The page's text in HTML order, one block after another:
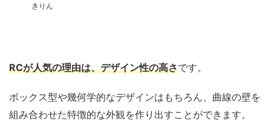
きりん
RCが人気の理由は、デザイン性の高さです。
ボックス型や幾何学的なデザインはもちろん、曲線の壁を
組み合わせた特徴的な外観を作り出すことができます。